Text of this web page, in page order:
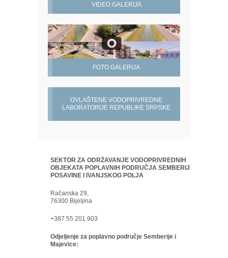
VIDEO GALERIJA
FOTO GALERIJA
OVLAŠTENE VODOPRIVREDNE
LABORATORIJE REPUBLIKE SRPSKE
SEKTOR ZA ODRŽAVANJE VODOPRIVREDNIH
OBJEKATA POPLAVNIH PODRUČJA SEMBERIJE,
POSAVINE I IVANJSKOG POLJA
Račanska 29,
76300 Bijeljina
+387 55 201 903
Odjeljenje za poplavno područje Semberije i
Majevice: